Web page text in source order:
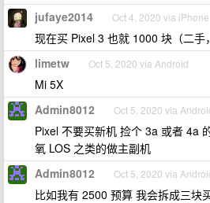
jufaye2014 Oct 4, 2020 via iPhone
现在买 Pixel 3 也就 1000 块（二手
limetw Oct 5, 2020 via Android
Mi 5X
Admin8012 Oct 5, 2020 via
Pixel 不要买新机 捡个 3a 或者 4a
氧 LOS 之类的做主副机
Admin8012 Oct 5, 2020 via
比如我有 2500 预算 我会拆成三块